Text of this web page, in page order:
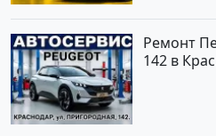
Ремонт
142 в